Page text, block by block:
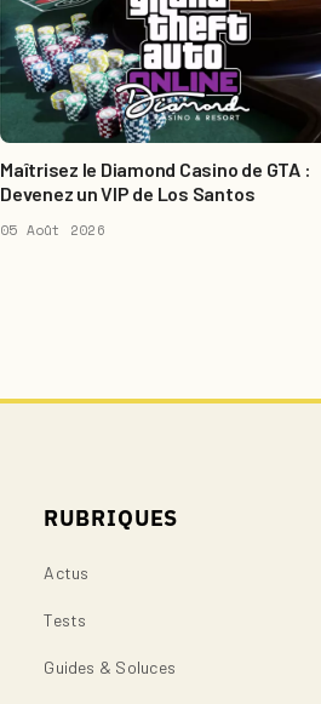
Maîtrisez le Diamond Casino de GTA :
Devenez un VIP de Los Santos
05 Août 2026
RUBRIQUES
Actus
Tests
Guides & Soluces